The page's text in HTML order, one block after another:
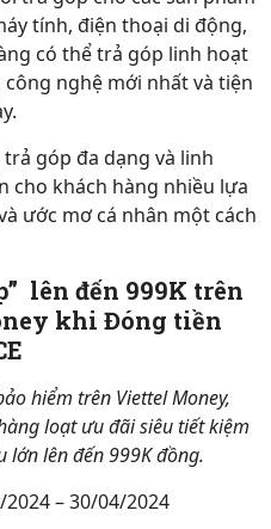
tính, điện thoại di động,
có thể trả góp linh hoạt
nghệ mới nhất và tiện
góp đa dạng và linh
cho khách hàng nhiều lựa
ước mơ cá nhân một cách
lên đến 999K trên
khi Đóng tiền
hiểm trên Viettel Money,
loạt ưu đãi siêu tiết kiệm
lớn lên đến 999K đồng.
– 30/04/2024